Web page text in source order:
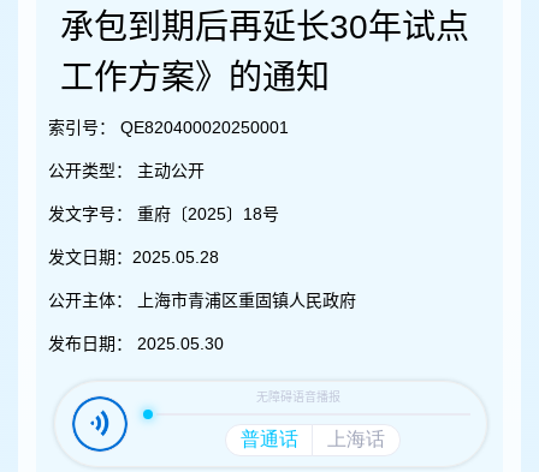
承包到期后再延长30年试点
工作方案》的通知
索引号： QE820400020250001
公开类型： 主动公开
发文字号： 重府〔2025〕18号
发文日期： 2025.05.28
公开主体： 上海市青浦区重固镇人民政府
发布日期： 2025.05.30